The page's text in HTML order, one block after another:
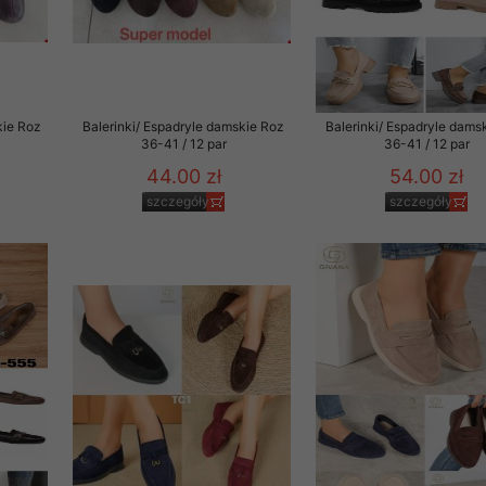
Roz
Balerinki/ Espadryle damskie Roz
36-41 / 12 par
44.00 zł
szczegóły
Balerinki/ Espadryle
36-41 / 12 par
54.00 zł
szczegóły